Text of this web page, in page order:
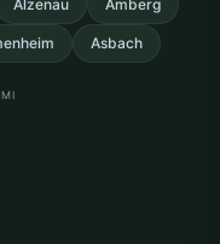
Alzenau Amberg
Asbach